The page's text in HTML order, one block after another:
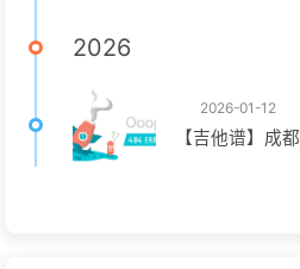
2026
2026-01-12
【吉他谱】成都